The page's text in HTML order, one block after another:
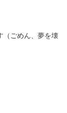
（ごめん、夢を壊